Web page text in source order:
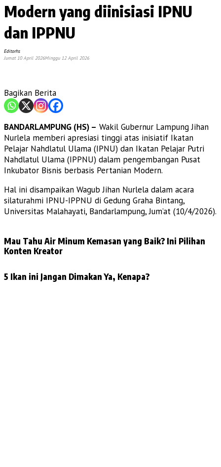
Modern yang diinisiasi IPNU
dan IPPNU
Editorhs
Jumat 10 April 2026Minggu 12 April 2026
Bagikan Berita
BANDARLAMPUNG (HS) – Wakil Gubernur Lampung Jihan
Nurlela memberi apresiasi tinggi atas inisiatif Ikatan
Pelajar Nahdlatul Ulama (IPNU) dan Ikatan Pelajar Putri
Nahdlatul Ulama (IPPNU) dalam pengembangan Pusat
Inkubator Bisnis berbasis Pertanian Modern.
Hal ini disampaikan Wagub Jihan Nurlela dalam acara
silaturahmi IPNU-IPPNU di Gedung Graha Bintang,
Universitas Malahayati, Bandarlampung, Jum’at (10/4/2026).
Mau Tahu Air Minum Kemasan yang Baik? Ini Pilihan
Konten Kreator
5 Ikan ini Jangan Dimakan Ya, Kenapa?